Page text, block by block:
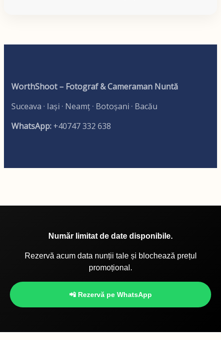
WorthShoot – Fotograf & Cameraman Nuntă
Suceava · Iași · Neamț · Botoșani · Bacău
WhatsApp: +40747 332 638
Număr limitat de date disponibile.
Rezervă acum data nunții tale și blochează prețul
promoțional.
📲 Rezervă pe WhatsApp